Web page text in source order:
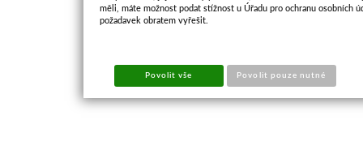
měli, máte možnost podat stížnost u Úřadu pro ochranu osobních
požadavek obratem vyřešit.
Povolit vše Povolit pouze nutné